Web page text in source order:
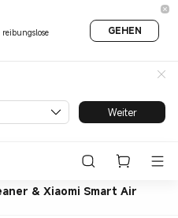
GEHEN
Weiter
& Xiaomi Smart Air